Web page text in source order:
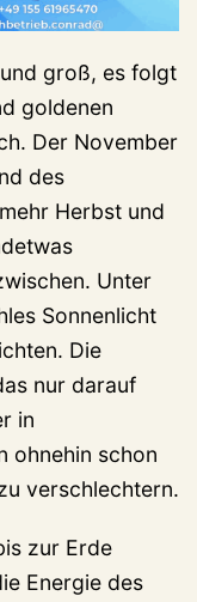
groß, es folgt
goldenen
Der November
des
Herbst und
Unter
Sonnenlicht
Die
nur darauf
in
ohnehin schon
verschlechtern.
zur Erde
Energie des